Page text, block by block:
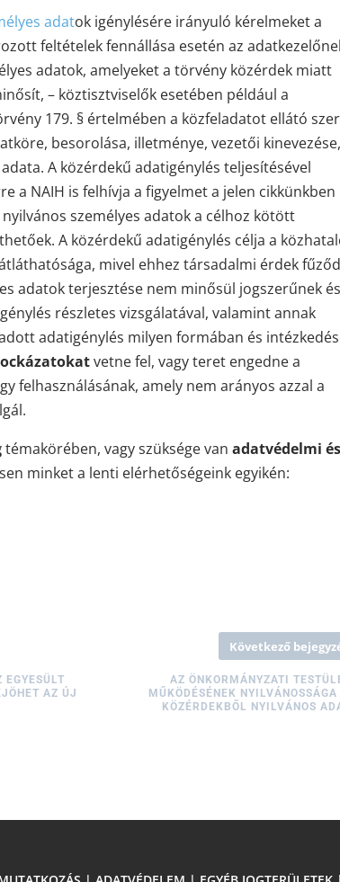
adatok igénylésére irányuló kérelmeket a
feltételek fennállása esetén az
adatok, amelyeket a törvény közérdek miatt
– köztisztviselők esetében például a
179. § értelmében a közfeladatot ellátó
besorolása, illetménye, vezetői
A közérdekű adatigénylés teljesítésével
a NAIH is felhívja a figyelmet a jelen cikkünkben
személyes adatok a célhoz kötött
A közérdekű adatigénylés célja a
mivel ehhez társadalmi érdek
adatok terjesztése nem minősül jogszerűnek
részletes vizsgálatával, valamint annak
adatigénylés milyen formában és
vetne fel, vagy teret engedne a
felhasználásának, amely nem arányos azzal a
témakörében, vagy szüksége vanadatvédelmi és
minket a lenti elérhetőségeink egyikén:
AZ ÚJ
Következő
AZ ÖNKORMÁNYZATI
MŰKÖDÉSÉNEK NYILVÁNOSSÁGA
KÖZÉRDEKBŐL NYILVÁNOS